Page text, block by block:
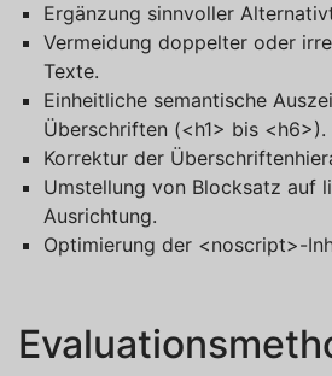
Ergänzung sinnvoller
Vermeidung doppelter oder
Texte.
Einheitliche semantische
Überschriften (<h1> bis <h6>).
Korrektur der
Umstellung von Blocksatz auf
Ausrichtung.
Optimierung der <noscript>-